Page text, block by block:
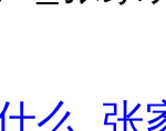
么_张